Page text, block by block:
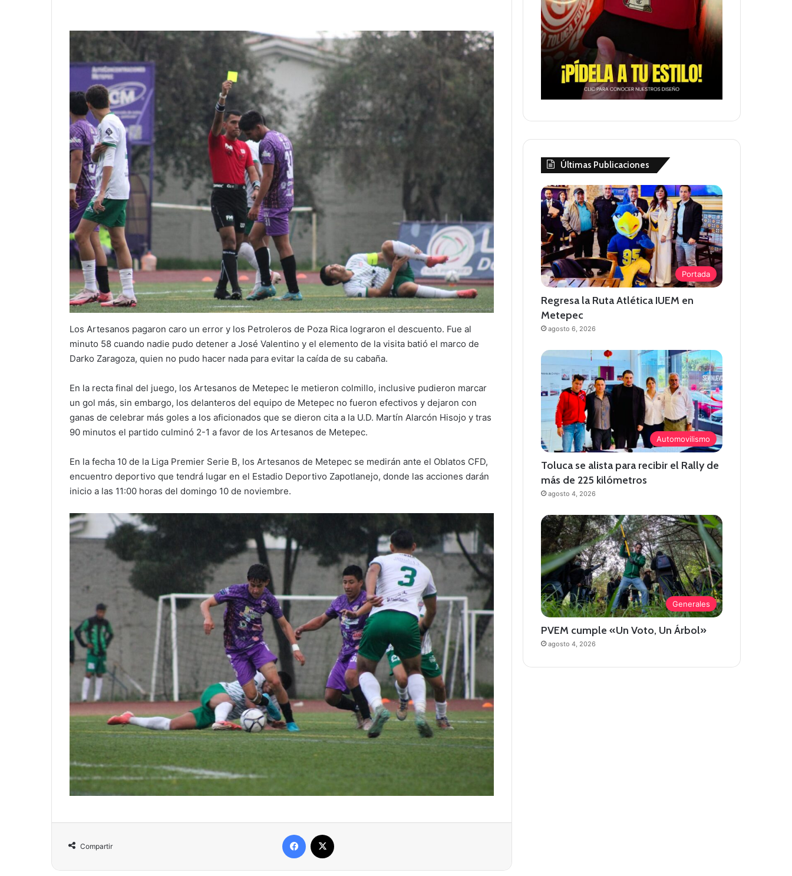
Los Artesanos pagaron caro un error y los Petroleros de Poza Rica lograron el descuento. Fue al
minuto 58 cuando nadie pudo detener a José Valentino y el elemento de la visita batió el marco de
Darko Zaragoza, quien no pudo hacer nada para evitar la caída de su cabaña.
En la recta final del juego, los Artesanos de Metepec le metieron colmillo, inclusive pudieron marcar
un gol más, sin embargo, los delanteros del equipo de Metepec no fueron efectivos y dejaron con
ganas de celebrar más goles a los aficionados que se dieron cita a la U.D. Martín Alarcón Hisojo y tras
90 minutos el partido culminó 2-1 a favor de los Artesanos de Metepec.
En la fecha 10 de la Liga Premier Serie B, los Artesanos de Metepec se medirán ante el Oblatos CFD,
encuentro deportivo que tendrá lugar en el Estadio Deportivo Zapotlanejo, donde las acciones darán
inicio a las 11:00 horas del domingo 10 de noviembre.
Compartir
Facebook
Últimas Publicaciones
Portada
Regresa la Ruta Atlética IUEM en
Metepec
agosto 6, 2026
Automovilismo
Toluca se alista para recibir el Rally de
más de 225 kilómetros
agosto 4, 2026
Generales
PVEM cumple «Un Voto, Un Árbol»
agosto 4, 2026